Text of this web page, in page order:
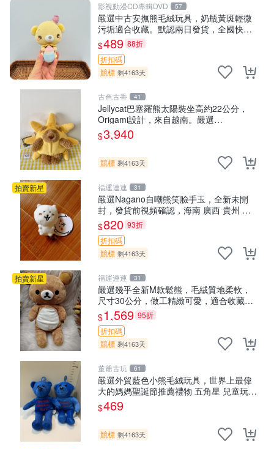
影視動漫CD專輯DVD 57
嚴選中古安撫熊毛絨玩具，奶瓶黃斑輕微
污垢適合收藏。默認兩日發貨，全國快遞
隨機派送。 成色如圖可放心購買，輕微瑕
疵和臟污不影響使用。 安撫熊 中古玩偶
毛
$489 88折
折扣碼
競標 剩4163天
古色古香 41
Jellycat巴塞羅熊太陽裝坐高約22公分，
Origami設計，來自越南。嚴選
Recommendation！巴塞羅、 Origami
熊、Jelly
$3,940
競標 剩4163天
拍賣新星 福運連連 31
嚴選Nagano自嘲熊笑臉手玉，全新未開
封，發貨前視頻確認，海南 廣西 貴州 嚴
選Nagano自嘲熊笑臉手玉，全新未開封，
發貨前視頻確認，四川 重慶 內
$820 93折
折扣碼
競標 剩4163天
拍賣新星 福運連連 31
嚴選幾乎全新M款鬆熊，毛絨質地柔軟，
尺寸30公分，做工精緻可愛，適合收藏或
贈送親友。中古使用痕跡，手感依然優
良。 鬆熊 嬰熊 毛玩偶
$1,569 95折
折扣碼
競標 剩4163天
董爺古玩 61
嚴選外貿藍色小熊毛絨玩具，世界上最偉
大的媽媽聖誕節推薦禮物 五角星 兒童玩具
母親節
$469
競標 剩4163天